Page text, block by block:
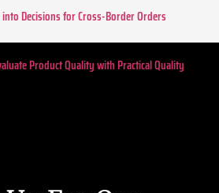
Decisions for Cross-Border Orders
Product Quality with Practical Quality